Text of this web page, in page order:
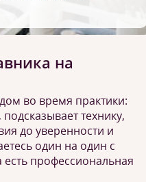
на
во время практики:
технику,
до уверенности и
один на один с
профессиональная